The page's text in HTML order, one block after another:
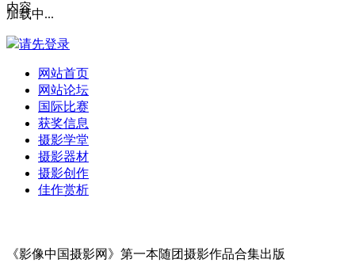
加载中...
请先登录
网站首页
网站论坛
国际比赛
获奖信息
摄影学堂
摄影器材
摄影创作
佳作赏析
内容
《影像中国摄影网》第一本随团摄影作品合集出版